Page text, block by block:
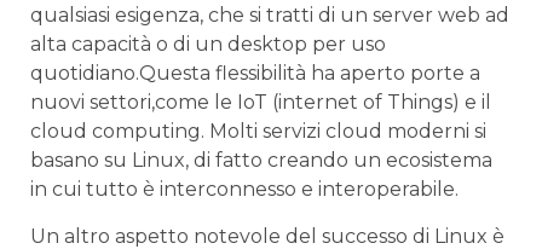
qualsiasi esigenza, che ⁢si tratti ‌di un server web ad
alta ​capacità o‌ di un desktop per ⁣uso
‍quotidiano.Questa flessibilità ​ha⁢ aperto porte ​a
nuovi settori,come le ⁣IoT (internet of Things) ‌e ⁣il
cloud ‌computing. ⁣Molti​ servizi cloud⁤ moderni si
‍basano su Linux, di fatto creando un ecosistema
‍in cui tutto⁣ è‍ interconnesso​ e interoperabile.
Un‍ altro⁤ aspetto notevole del successo‍ di Linux‌ è